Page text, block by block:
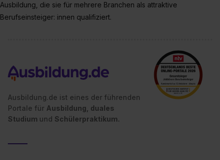
Ausbildung, die sie für mehrere Branchen als attraktive
Berufseinsteiger: innen qualifiziert.
Ausbildung.de ist eines der führenden
Portale für Ausbildung, duales
Studium und Schülerpraktikum.